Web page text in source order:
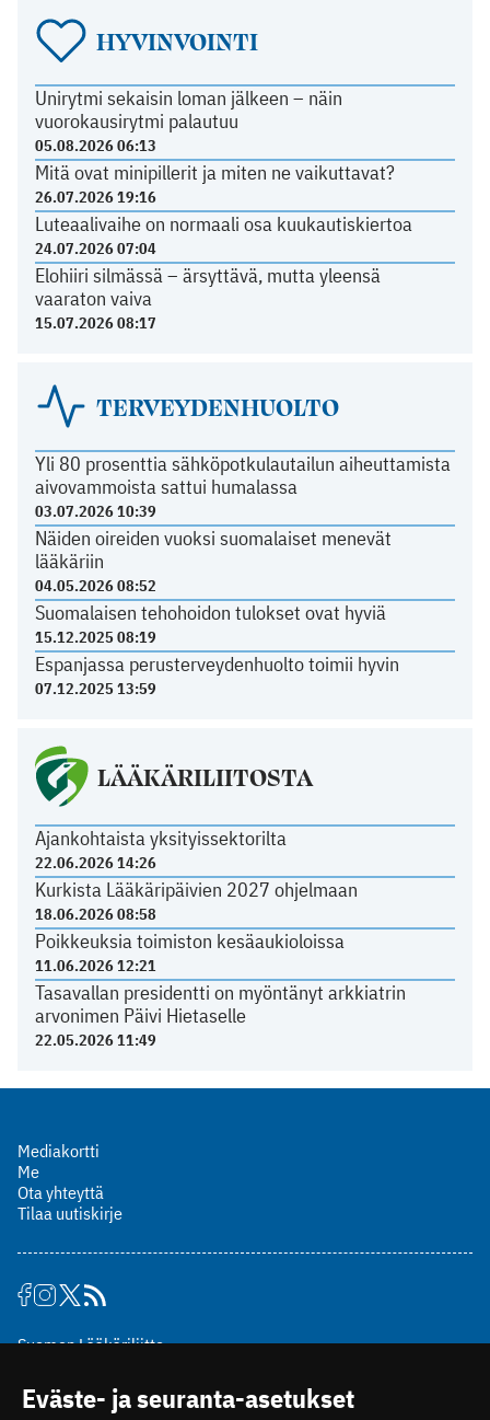
HYVINVOINTI
Unirytmi sekaisin loman jälkeen – näin
vuorokausirytmi palautuu
05.08.2026 06:13
Mitä ovat minipillerit ja miten ne vaikuttavat?
26.07.2026 19:16
Luteaalivaihe on normaali osa kuukautiskiertoa
24.07.2026 07:04
Elohiiri silmässä – ärsyttävä, mutta yleensä
vaaraton vaiva
15.07.2026 08:17
TERVEYDENHUOLTO
Yli 80 prosenttia sähköpotkulautailun aiheuttamista
aivovammoista sattui humalassa
03.07.2026 10:39
Näiden oireiden vuoksi suomalaiset menevät
lääkäriin
04.05.2026 08:52
Suomalaisen tehohoidon tulokset ovat hyviä
15.12.2025 08:19
Espanjassa perusterveydenhuolto toimii hyvin
07.12.2025 13:59
LÄÄKÄRILIITOSTA
Ajankohtaista yksityissektorilta
22.06.2026 14:26
Kurkista Lääkäripäivien 2027 ohjelmaan
18.06.2026 08:58
Poikkeuksia toimiston kesäaukioloissa
11.06.2026 12:21
Tasavallan presidentti on myöntänyt arkkiatrin
arvonimen Päivi Hietaselle
22.05.2026 11:49
Mediakortti
Me
Ota yhteyttä
Tilaa uutiskirje
Suomen Lääkäriliitto
00510 Helsinki
Eväste- ja seuranta-asetukset